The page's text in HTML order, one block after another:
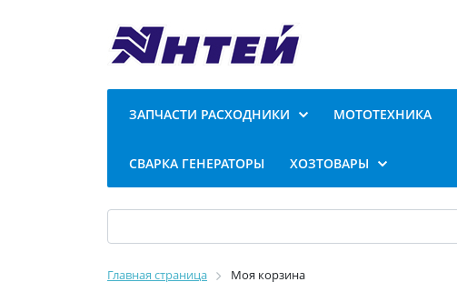
ЗАПЧАСТИ РАСХОДНИКИ МОТОТЕХНИКА
СВАРКА ГЕНЕРАТОРЫ ХОЗТОВАРЫ
Главная страница Моя корзина